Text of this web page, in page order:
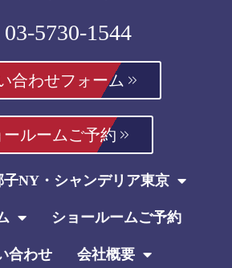
03-5730-1544
合わせフォーム
ールームご予約
子NY・シャンデリア東京
ショールームご予約
合わせ 会社概要